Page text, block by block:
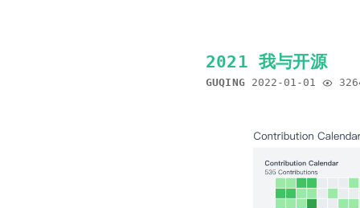
2021 我与开源
GUQING 2022-01-01